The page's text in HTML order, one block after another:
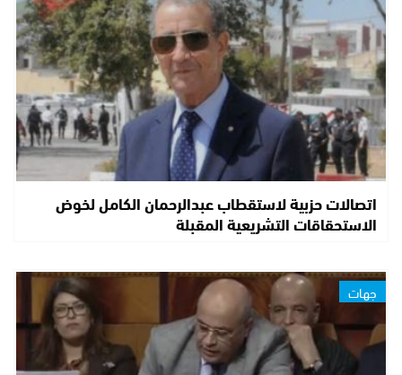
اتصالات حزبية لاستقطاب عبدالرحمان الكامل لخوض
الاستحقاقات التشريعية المقبلة
جهات